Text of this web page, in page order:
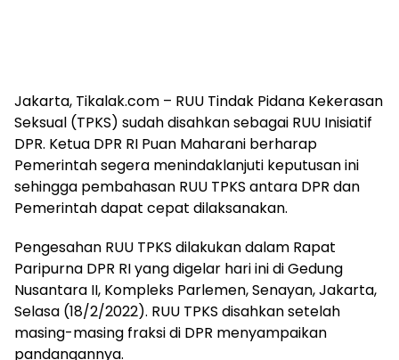
Jakarta, Tikalak.com – RUU Tindak Pidana Kekerasan
Seksual (TPKS) sudah disahkan sebagai RUU Inisiatif
DPR. Ketua DPR RI Puan Maharani berharap
Pemerintah segera menindaklanjuti keputusan ini
sehingga pembahasan RUU TPKS antara DPR dan
Pemerintah dapat cepat dilaksanakan.
Pengesahan RUU TPKS dilakukan dalam Rapat
Paripurna DPR RI yang digelar hari ini di Gedung
Nusantara II, Kompleks Parlemen, Senayan, Jakarta,
Selasa (18/2/2022). RUU TPKS disahkan setelah
masing-masing fraksi di DPR menyampaikan
pandangannya.